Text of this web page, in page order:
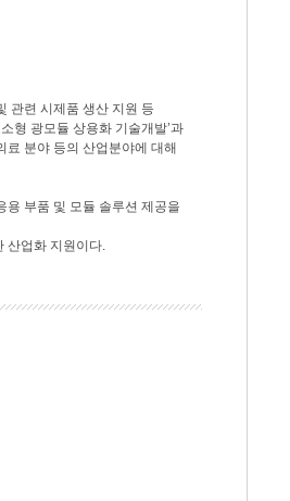
관련 시제품 생산 지원 등
형 광모듈 상용화 기술개발’과
료 분야 등의 산업분야에 대해
용 부품 및 모듈 솔루션 제공을
산업화 지원이다.